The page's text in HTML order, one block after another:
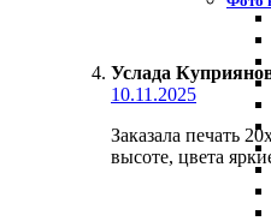
Услада
10.11.2025
Заказала печать
высоте, цвета